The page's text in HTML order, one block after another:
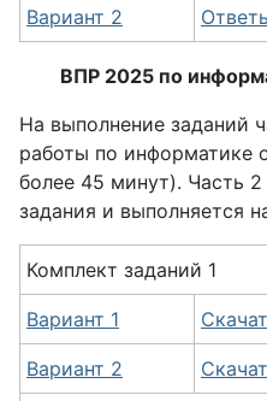
Вариант 2
ВПР 2025 по
На выполнение заданий
работы по информатике
более 45 минут). Часть
задания и выполняется
Комплект заданий 1
Вариант 1
Вариант 2